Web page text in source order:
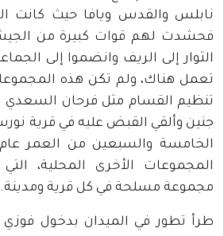
نابلس والقدس ويافا حيث كانت
فحشدت لهم قوات كبيرة من
الثوار إلى الريف وانضموا إلى
تعمل هناك، ولم تكن هذه
تنظيم القسام مثل فرحان
جنين وألقي القبض عليه في قرية
المجموعات الأخرى المحلية،
مجموعة مسلحة في كل قرية ومدينة.
طرأ تطور في الميدان بدخول فوزي